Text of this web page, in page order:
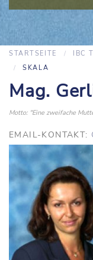
STARTSEITE IBC
SKALA
Mag.
Motto: "Eine zweifache
EMAIL-KONTAKT: